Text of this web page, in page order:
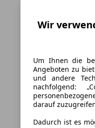
Wir
Um Ihnen die
Angeboten zu
und andere
nachfolgend:
darauf
Dadurch ist es